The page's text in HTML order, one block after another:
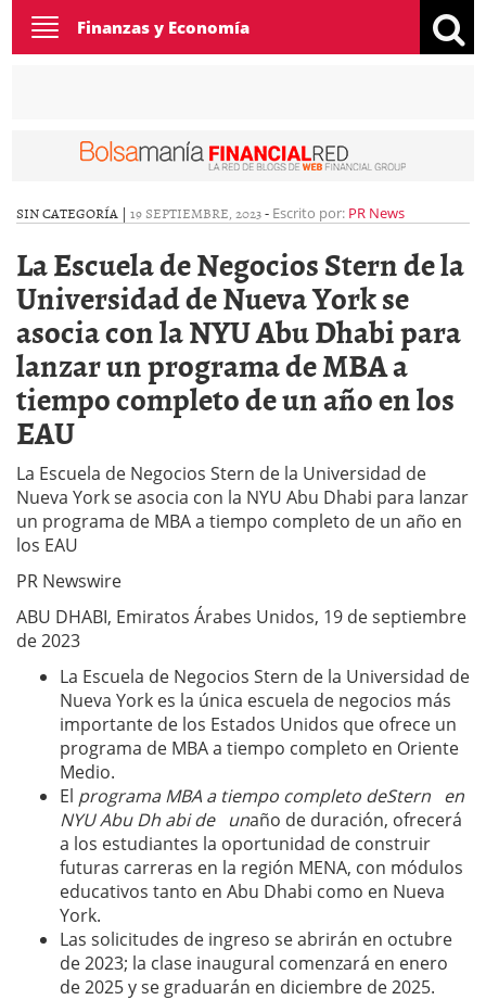
Toggle
navigation
Finanzas y Economía
SIN CATEGORÍA | 19 SEPTIEMBRE, 2023- Escrito por: PR News
La Escuela de Negocios Stern de la
Universidad de Nueva York se
asocia con la NYU Abu Dhabi para
lanzar un programa de MBA a
tiempo completo de un año en los
EAU
La Escuela de Negocios Stern de la Universidad de
Nueva York se asocia con la NYU Abu Dhabi para lanzar
un programa de MBA a tiempo completo de un año en
los EAU
PR Newswire
ABU DHABI, Emiratos Árabes Unidos, 19 de septiembre
de 2023
La Escuela de Negocios Stern de la Universidad de
Nueva York es la única escuela de negocios más
importante de los Estados Unidos que ofrece un
programa de MBA a tiempo completo en Oriente
Medio.
El programa MBA a tiempo completo deStern en
NYU Abu Dh abi de unaño de duración, ofrecerá
a los estudiantes la oportunidad de construir
futuras carreras en la región MENA, con módulos
educativos tanto en Abu Dhabi como en Nueva
York.
Las solicitudes de ingreso se abrirán en octubre
de 2023; la clase inaugural comenzará en enero
de 2025 y se graduarán en diciembre de 2025.